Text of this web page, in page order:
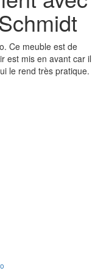
Ce meuble est de
est mis en avant car il
le rend très pratique.